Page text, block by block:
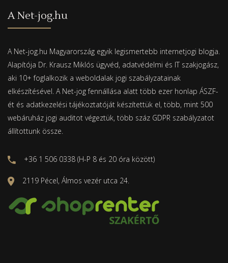
A Net-jog.hu
A Net-jog.hu Magyarország egyik legismertebb internetjogi blogja.
Alapítója Dr. Krausz Miklós ügyvéd, adatvédelmi és IT szakjogász,
aki 10+ foglalkozik a weboldalak jogi szabályzatainak
elkészítésével. A Net-jog fennállása alatt több ezer honlap ÁSZF-
ét és adatkezelési tájékoztatóját készítettük el, több, mint 500
webáruház jogi auditot végeztük, több száz GDPR szabályzatot
állítottunk össze.
+36 1 506 0338 (H-P 8 és 20 óra között)
2119 Pécel, Álmos vezér utca 24.